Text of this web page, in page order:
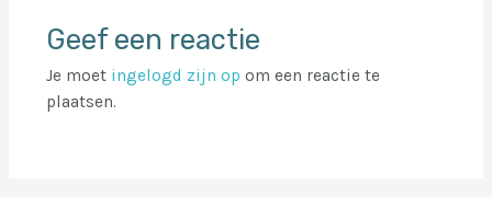
Geef een reactie
Je moet ingelogd zijn op om een reactie te
plaatsen.